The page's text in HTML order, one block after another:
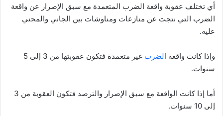
أي تختلف عقوبة واقعة الضرب المتعمدة مع سبق الإصرار عن واقعة
الضرب التي نتجت عن منازعات ومناوشات بين الجاني والمجني
عليه.
وإذا كانت واقعة الضرب
غير متعمدة فتكون عقوبتها من 3 إلى 5
سنوات.
أما إذا كانت الواقعة مع سبق الإصرار والترصد فتكون العقوبة من 3
إلى 10 سنوات.